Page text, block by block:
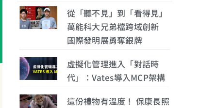
從「聽不見」到「看得見」
萬能科大兄弟檔跨域創新
國際發明展勇奪銀牌
虛擬化管理進入「對話時
代」：Vates導入MCP架構
這份禮物有溫度！ 保康長照